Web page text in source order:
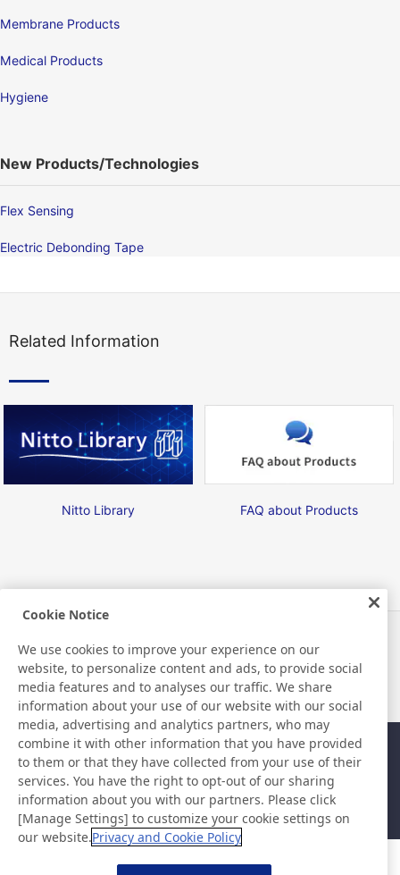
Membrane Products
Medical Products
Hygiene
New Products/Technologies
Flex Sensing
Electric Debonding Tape
Related Information
Nitto Library FAQ about Products
Noticias
Contacto
Preguntas frecuentes
Mapa del sitio
Política del sitio
Política de privacidad
Política de seguridad de la
información básica
©Nitto Denko Corporation. 2026 All rights reserved.
Cookie Notice
We use cookies to improve your experience on our
website, to personalize content and ads, to provide social
media features and to analyses our traffic. We share
information about your use of our website with our social
media, advertising and analytics partners, who may
combine it with other information that you have provided
to them or that they have collected from your use of their
services. You have the right to opt-out of our sharing
information about you with our partners. Please click
[Manage Settings] to customize your cookie settings on
our website.Privacy and Cookie Policy